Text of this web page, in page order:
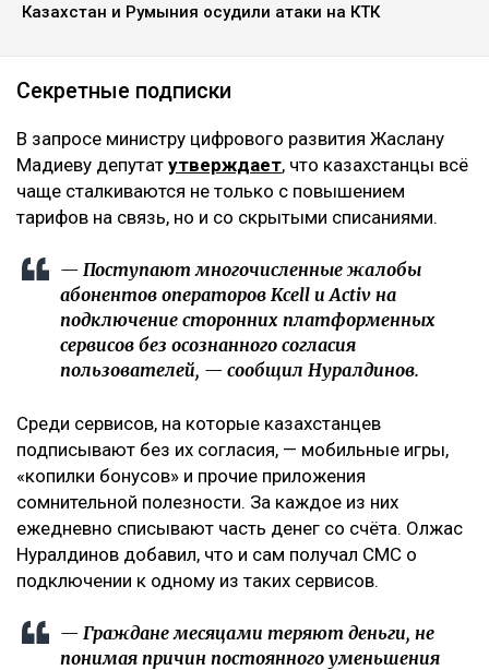
Казахстан и Румыния осудили атаки на КТК
Секретные подписки
В запросе министру цифрового развития Жаслану
Мадиеву депутат утверждает, что казахстанцы всё
чаще сталкиваются не только с повышением
тарифов на связь, но и со скрытыми списаниями.
— Поступают многочисленные жалобы
абонентов операторов Kcell и Activ на
подключение сторонних платформенных
сервисов без осознанного согласия
пользователей, — сообщил Нуралдинов.
Среди сервисов, на которые казахстанцев
подписывают без их согласия, — мобильные игры,
«копилки бонусов» и прочие приложения
сомнительной полезности. За каждое из них
ежедневно списывают часть денег со счёта. Олжас
Нуралдинов добавил, что и сам получал СМС о
подключении к одному из таких сервисов.
— Граждане месяцами теряют деньги, не
понимая причин постоянного уменьшения